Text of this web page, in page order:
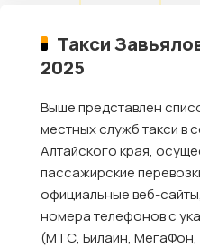
Такси
2025
Выше представлен
местных служб такси в
Алтайского края,
пассажирские
официальные веб-
номера телефонов с
(МТС, Билайн, МегаФон,